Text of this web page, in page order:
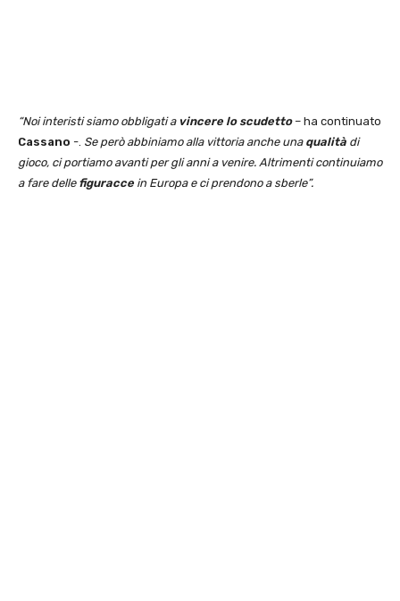
“Noi interisti siamo obbligati a vincere lo scudetto– ha continuato
Cassano -. Se però abbiniamo alla vittoria anche una qualità di
gioco, ci portiamo avanti per gli anni a venire. Altrimenti continuiamo
a fare delle figuracce in Europa e ci prendono a sberle”.